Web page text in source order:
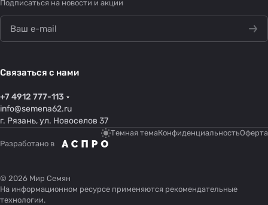
Подписаться на новости и акции
Связаться с нами
+7 4912 777-113
info@semena62.ru
г. Рязань, ул. Новоселов 37
Темная темаКонфиденциальностьОферта
Разработано в
© 2026 Мир Семян
На информационном ресурсе применяются рекомендательные
технологии.